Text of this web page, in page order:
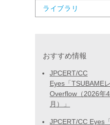
ライブラリ
おすすめ情報
JPCERT/CC
Eyes「TSUBAME
Overflow（2026年
月）」
JPCERT/CC Eyes